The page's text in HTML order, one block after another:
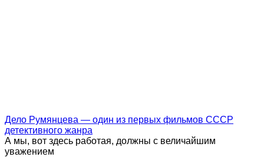
Дело Румянцева — один из первых фильмов СССР
детективного жанра
А мы, вот здесь работая, должны с величайшим
уважением